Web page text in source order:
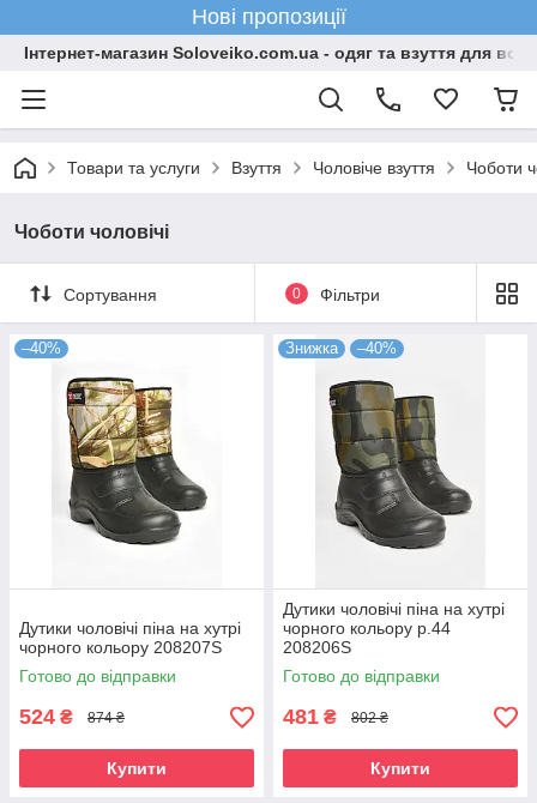
Нові пропозиції
Інтернет-магазин Soloveiko.com.ua - одяг та взуття для всієї
Товари та услуги Взуття Чоловіче взуття Чоботи
Чоботи чоловічі
Сортування 0 Фільтри
–40%
Дутики чоловічі піна на хутрі
чорного кольору 208207S
Готово до відправки
524 ₴ 874 ₴
Купити
Знижка –40%
Дутики чоловічі піна на хутрі
чорного кольору р.44
208206S
Готово до відправки
481 ₴ 802 ₴
Купити